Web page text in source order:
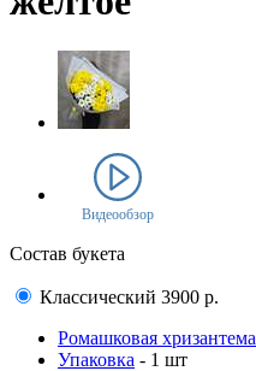
Видеообзор
Состав букета
Классический 3900 р.
Ромашковая хризантема
Упаковка - 1 шт